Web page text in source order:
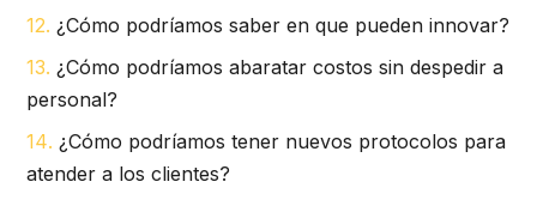
¿Cómo podríamos saber en que pueden innovar?
¿Cómo podríamos abaratar costos sin despedir a
personal?
¿Cómo podríamos tener nuevos protocolos para
atender a los clientes?